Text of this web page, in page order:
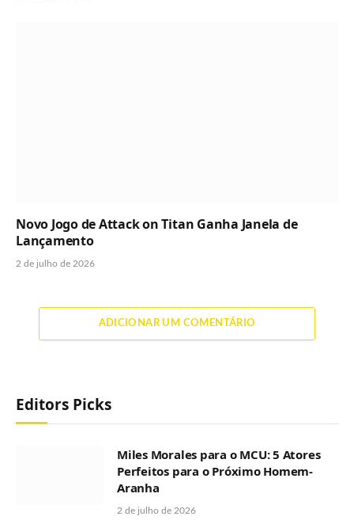
Novo Jogo de Attack on Titan Ganha Janela de
Lançamento
2 de julho de 2026
ADICIONAR UM COMENTÁRIO
Editors Picks
Miles Morales para o MCU: 5 Atores
Perfeitos para o Próximo Homem-
Aranha
2 de julho de 2026